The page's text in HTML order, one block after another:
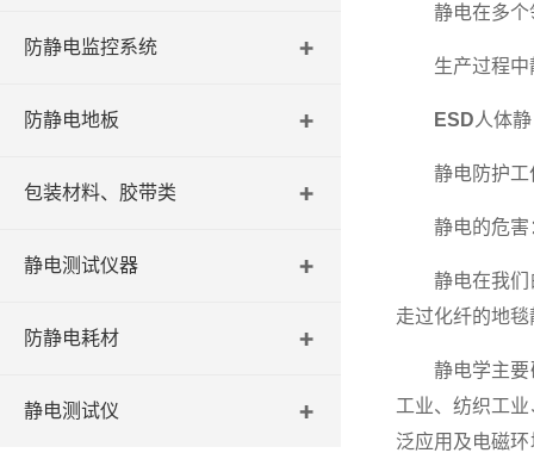
防静电监控系统
防静电地板
包装材料、胶带类
静电测试仪器
防静电耗材
静电测试仪
静电在多个领
生产过程中静
ESD人体
静电防护工作
静电的危害
静电在我们的
走过化纤的地
静电学主要研
工业、纺织工
泛应用及电磁